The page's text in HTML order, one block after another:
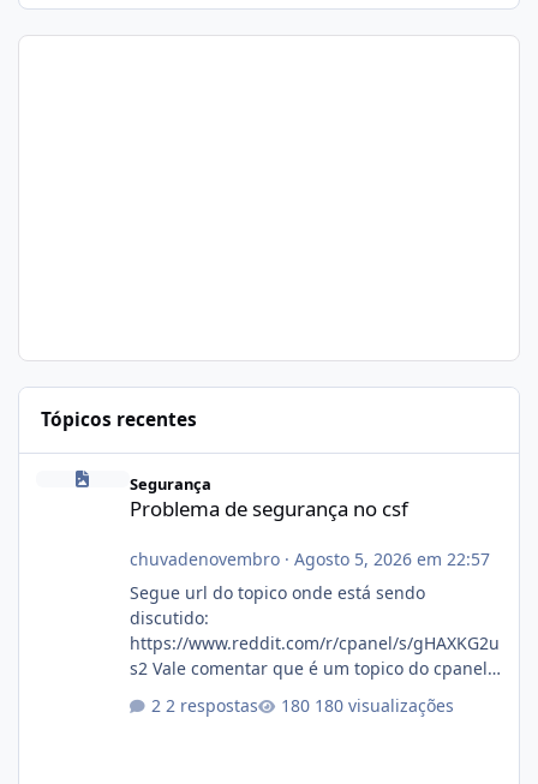
Tópicos recentes
Problema de segurança no csf
Segurança
Problema de segurança no csf
chuvadenovembro· Agosto 5, 2026 em 22:57
Segue url do topico onde está sendo
discutido:
https://www.reddit.com/r/cpanel/s/gHAXKG2u
s2 Vale comentar que é um topico do cpanel...
Não sei como ta a pegada no da.
2 respostas 180 visualizações